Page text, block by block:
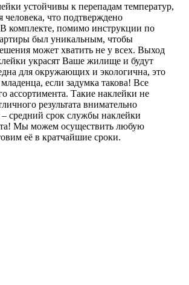
устойчивы к перепадам температур,
что подтверждено
комплекте, помимо инструкции по
был уникальным, чтобы
может хватить не у всех. Выход
украсят Ваше жилище и будут
для окружающих и экологична, это
если задумка такова! Все
ассортимента. Такие наклейки не
результата внимательно
– средний срок службы наклейки
Мы можем осуществить любую
её в кратчайшие сроки.